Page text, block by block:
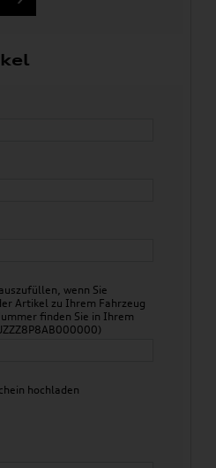
wenn Sie
Artikel zu Ihrem Fahrzeug
finden Sie in Ihrem
hochladen